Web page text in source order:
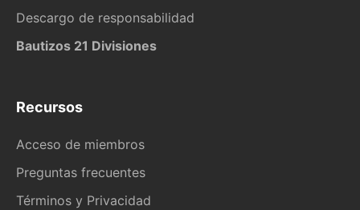
Descargo de responsabilidad
Bautizos 21 Divisiones
Recursos
Acceso de miembros
Preguntas frecuentes
Términos y Privacidad